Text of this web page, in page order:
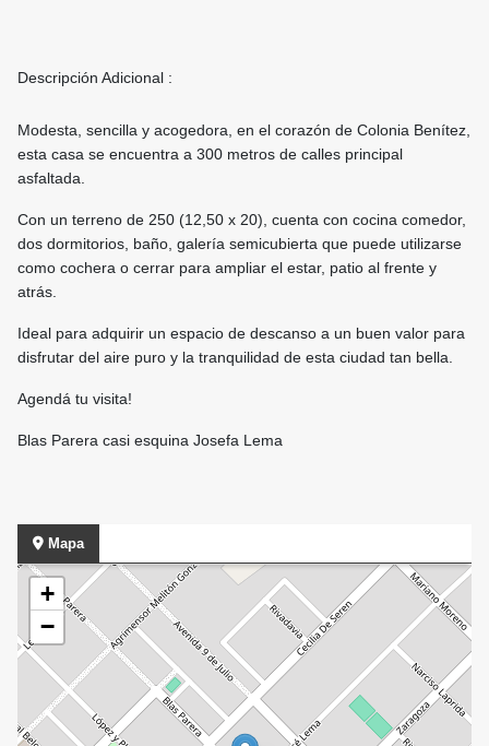
Descripción Adicional :
Modesta, sencilla y acogedora, en el corazón de Colonia Benítez,
esta casa se encuentra a 300 metros de calles principal
asfaltada.
Con un terreno de 250 (12,50 x 20), cuenta con cocina comedor,
dos dormitorios, baño, galería semicubierta que puede utilizarse
como cochera o cerrar para ampliar el estar, patio al frente y
atrás.
Ideal para adquirir un espacio de descanso a un buen valor para
disfrutar del aire puro y la tranquilidad de esta ciudad tan bella.
Agendá tu visita!
Blas Parera casi esquina Josefa Lema
Mapa
+
−